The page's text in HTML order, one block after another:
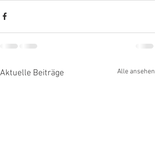
Aktuelle Beiträge Alle ansehen